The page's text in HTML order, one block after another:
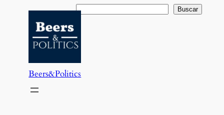
contenido
Buscar Buscar
Beers&Politics